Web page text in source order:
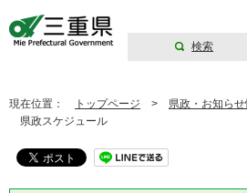
検索
現在位置： トップページ > 県政・お知らせ
県政スケジュール